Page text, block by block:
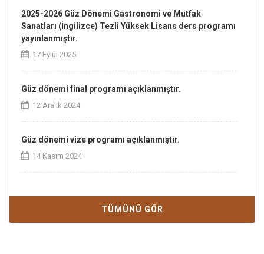
2025-2026 Güz Dönemi Gastronomi ve Mutfak
Sanatları (İngilizce) Tezli Yüksek Lisans ders programı
yayınlanmıştır.
17 Eylül 2025
Güz dönemi final programı açıklanmıştır.
12 Aralık 2024
Güz dönemi vize programı açıklanmıştır.
14 Kasım 2024
TÜMÜNÜ GÖR